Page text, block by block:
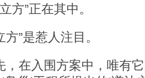
方”正在其中。
”是惹人注目。
在入围方案中，唯有它